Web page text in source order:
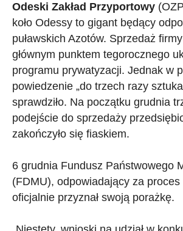
Odeski Zakład Przyportowy
koło Odessy to gigant będący
puławskich Azotów. Sprzedaż
głównym punktem tegorocznego
programu prywatyzacji. Jednak w
powiedzenie „do trzech razy
sprawdziło. Na początku grudnia
podejście do sprzedaży
zakończyło się fiaskiem.
6 grudnia Fundusz Państwowego
(FDMU), odpowiadający za
oficjalnie przyznał swoją porażkę.